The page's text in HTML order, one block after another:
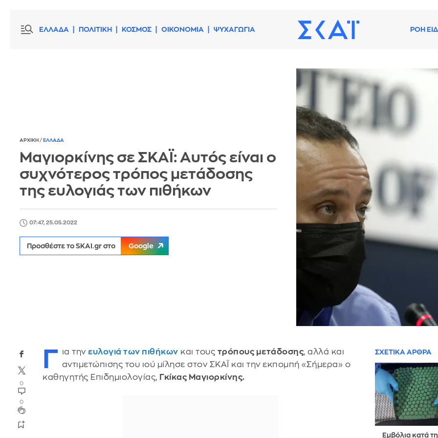
ΕΛΛΑΔΑ ΠΟΛΙΤΙΚΗ ΚΟΣΜΟΣ ΟΙΚΟΝΟΜΙΑ ΨΥΧΑΓΩΓΙΑ ΡΟΗ
ΑΡΧΙΚΗ / ΕΛΛΑΔΑ
Μαγιορκίνης σε ΣΚΑΪ: Αυτός είναι ο
συχνότερος τρόπος μετάδοσης
της ευλογιάς των πιθήκων
07:47, 25.05.2022
Προσθέστε το SKAI.gr στο Google
0
0
Γ ια τηνευλογιά των πιθήκων και τους τρόπους μετάδοσης, αλλά και
αντιμετώπισης του ιού μίλησε στον ΣΚΑΪ και την εκπομπή «Σήμερα» ο
καθηγητής Επιδημιολογίας, Γκίκας Μαγιορκίνης.
ΣΧΕΤΙΚΑ ΑΡΘΡΑ
Εμβόλια κατά